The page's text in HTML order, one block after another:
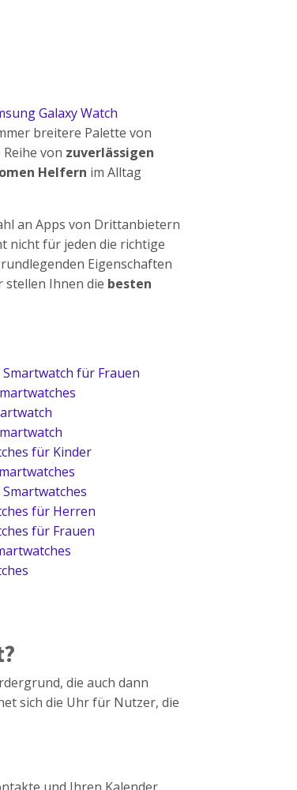
Galaxy Watch
breitere Palette von
von zuverlässigen
Helfern im Alltag
an Apps von Drittanbietern
nicht für jeden die richtige
Eigenschaften
stellen Ihnen die besten
Smartwatch für Frauen
für Kinder
für Herren
für Frauen
die auch dann
sich die Uhr für Nutzer, die